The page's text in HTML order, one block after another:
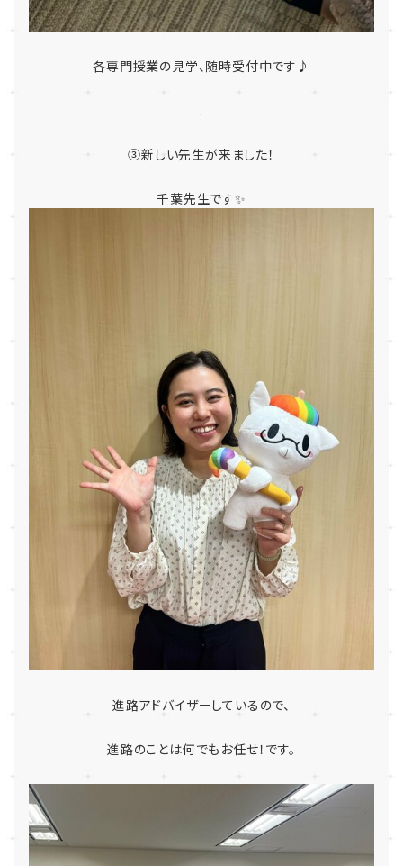
各専門授業の見学、随時受付中です♪
.
③新しい先生が来ました！
千葉先生です✨
進路アドバイザーしているので、
進路のことは何でもお任せ！です。